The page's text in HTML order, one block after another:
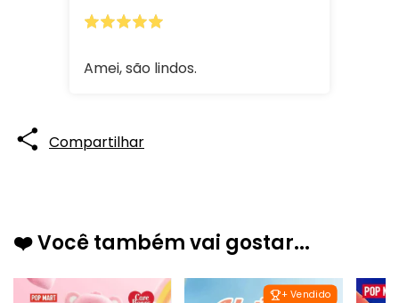
Amei, são lindos.
Compartilhar
❤️ Você também vai gostar...
+ Vendido